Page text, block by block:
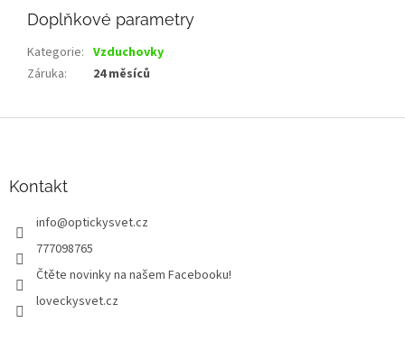
Doplňkové parametry
Kategorie: Vzduchovky
Záruka: 24 měsíců
Kontakt
info@optickysvet.cz
777098765
Čtěte novinky na našem Facebooku!
loveckysvet.cz